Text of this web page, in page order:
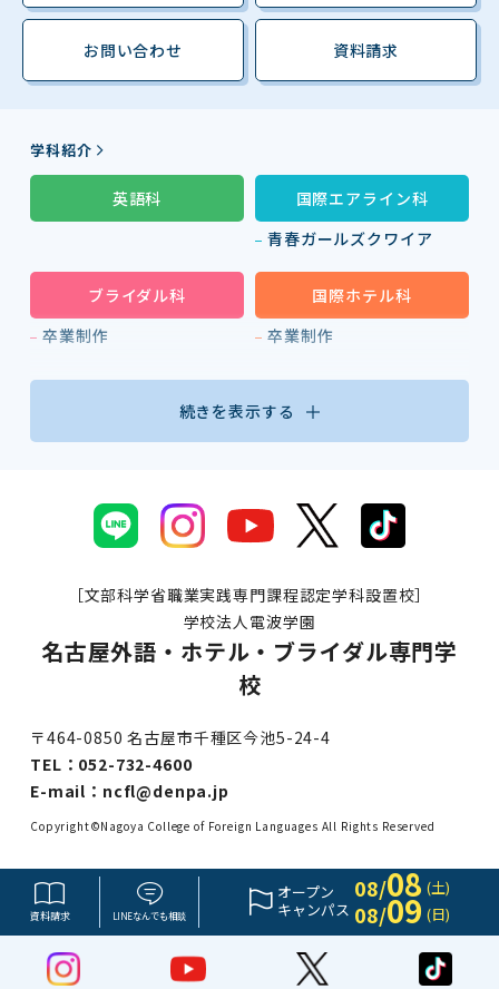
資料請求 LINEなんでも相談
オープン
キャンパス
08/08 (土)
08/09 (日)
お問い合わせ 資料請求
学科紹介
英語科
国際エアライン科
青春ガールズクワイア
ブライダル科
卒業制作
国際ホテル科
卒業制作
続きを表示する
［文部科学省職業実践専門課程認定学科設置校］
学校法人電波学園
名古屋外語・ホテル・ブライダル専門学
校
〒464-0850 名古屋市千種区今池5-24-4
TEL： 052-732-4600
E-mail： ncfl@denpa.jp
Copyright©Nagoya College of Foreign Languages All Rights Reserved